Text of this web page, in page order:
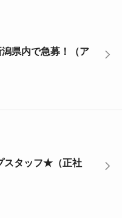
県内で急募！（ア
スタッフ★（正社